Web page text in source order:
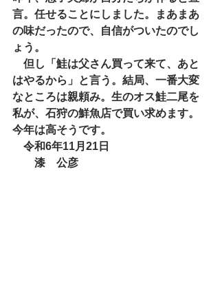
言。任せることにしました。まあまあ
の味だったので、自信がついたのでし
ょう。
但し「鮭は父さん買って来て、あと
はやるから」と言う。結局、一番大変
なところは親頼み。生のオス鮭二尾を
私が、石狩の鮮魚店で買い求めます。
今年は高そうです。
令和6年11月21日
漆　公彦